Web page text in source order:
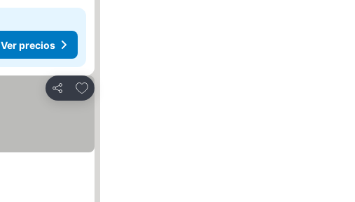
Ver precios
Compartir
Agregar a favoritos